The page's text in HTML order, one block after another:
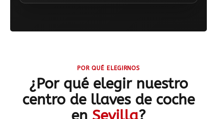
POR QUÉ ELEGIRNOS
¿Por qué elegir nuestro
centro de llaves de coche
en Sevilla?